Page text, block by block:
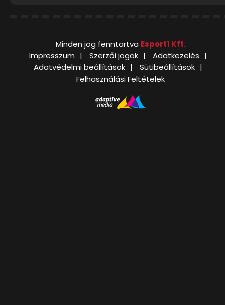
Minden jog fenntartva Esport1 Kft.
Impresszum
Szerzői jogok
Adatkezelés
Adatvédelmi beállítások
Sütibeállítások
Felhasználási Feltételek